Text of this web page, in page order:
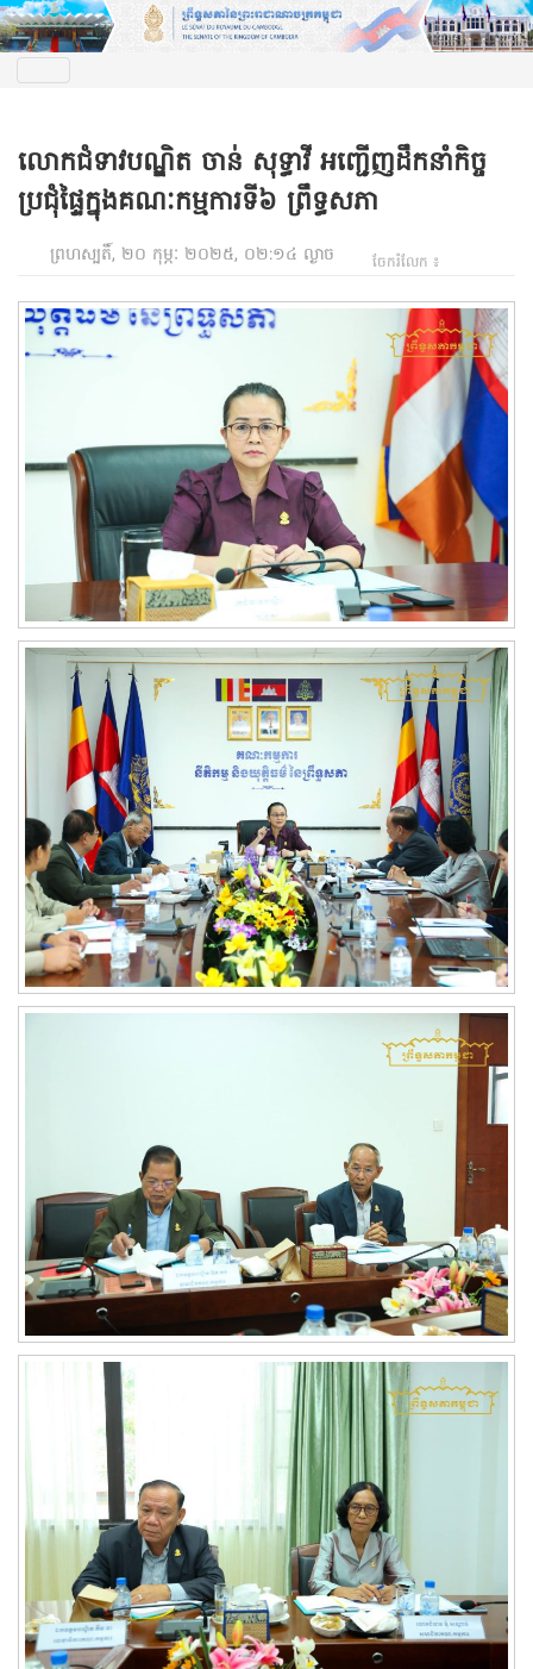
លោកជំទាវបណ្ឌិត ចាន់ សុទ្ធាវី អញ្ជើញដឹកនាំកិច្ច
ប្រជុំផ្ទៃក្នុងគណៈកម្មការទី៦ ព្រឹទ្ធសភា
ព្រហស្បតិ៍, ២០ កុម្ភៈ ២០២៥, ០២:១៤ ល្ងាច ចែករំលែក ៖